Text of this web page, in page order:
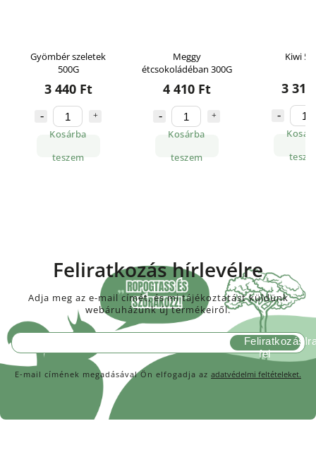
Gyömbér szeletek
500G
3 440 Ft
Kosárba
teszem
Meggy
étcsokoládéban 300G
4 410 Ft
Kosárba
teszem
Kiwi
3
Feliratkozás hírlevélre
Adja meg az e-mail címét, és mi tájékoztatást küldünk
webáruházunk új termékeiről.
E-mail címének megadásával Ön elfogadja az adatvédelmi feltételeket.
Feliratkozás